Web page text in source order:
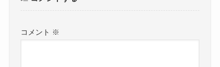
コメント ※